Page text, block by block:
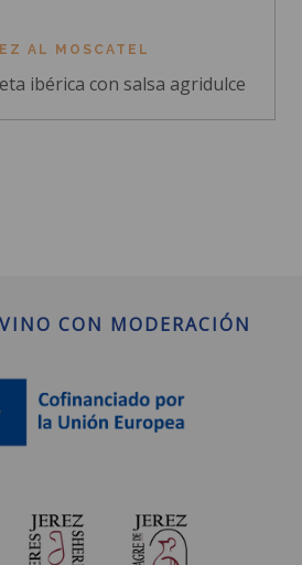
AL MOSCATEL
ibérica con salsa agridulce
CON MODERACIÓN